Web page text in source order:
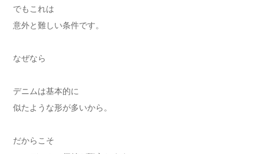
でもこれは
意外と難しい条件です。
なぜなら
デニムは基本的に
似たような形が多いから。
だからこそ